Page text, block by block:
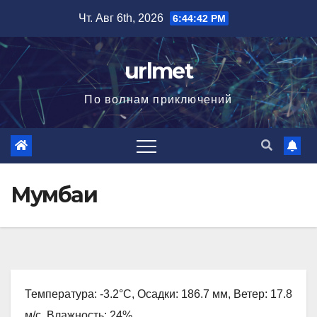
содержимому
Чт. Авг 6th, 2026 6:44:44 PM
urlmet
По волнам приключений
Мумбаи
Температура: -3.2°C, Осадки: 186.7 мм, Ветер: 17.8